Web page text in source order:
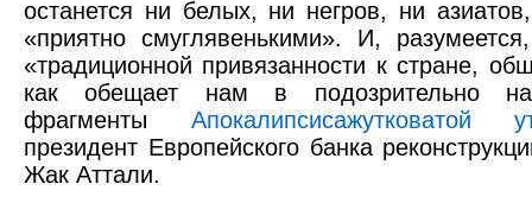
останется ни белых, ни негров, ни
«приятно смуглявенькими». И,
«традиционной привязанности к стране,
как обещает нам в подозрительно
фрагменты Апокалипсисажутковатой
президент Европейского банка
Жак Аттали.